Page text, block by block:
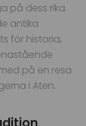
på dess rika
antika
för historia,
på en resa
i Aten.